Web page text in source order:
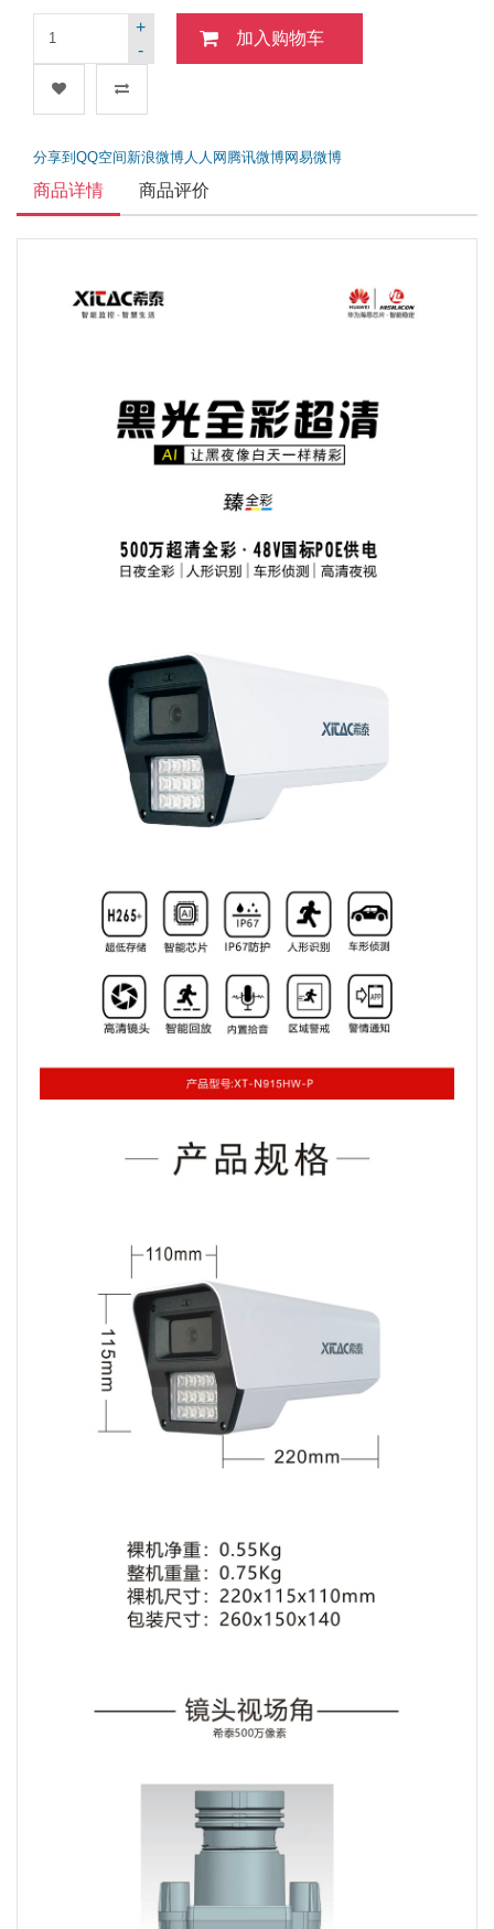
-
+
加入购物车
分享到 QQ空间新浪微博 人人网 腾讯微博网易微博
商品详情 商品评价